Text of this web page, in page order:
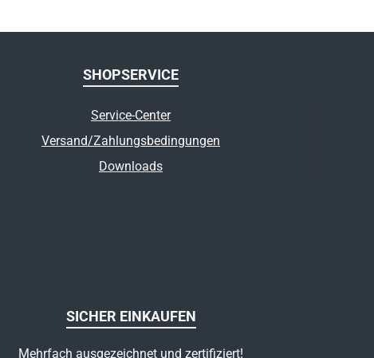
SHOPSERVICE
Service-Center
Versand/Zahlungsbedingungen
Downloads
SICHER EINKAUFEN
Mehrfach ausgezeichnet und zertifiziert!